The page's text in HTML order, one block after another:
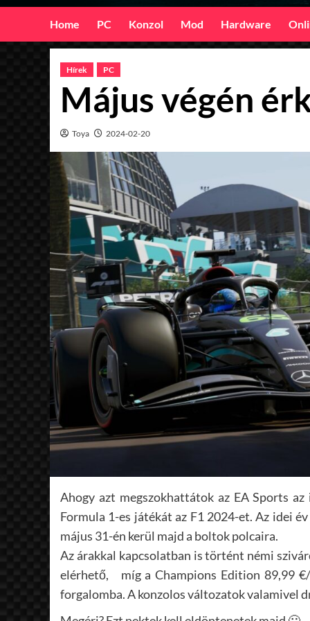
Home PC Konzol Mod Hardware
Hírek PC
Május végén
Toya 2024-02-20
Ahogy azt megszokhattátok az EA Sports
Formula 1-es játékát az F1 2024-et. Az idei
május 31-én kerül majd a boltok polcaira.
Az árakkal kapcsolatban is történt némi
elérhető,
míg a Champions Edition 89,99
forgalomba. A konzolos változatok valamivel